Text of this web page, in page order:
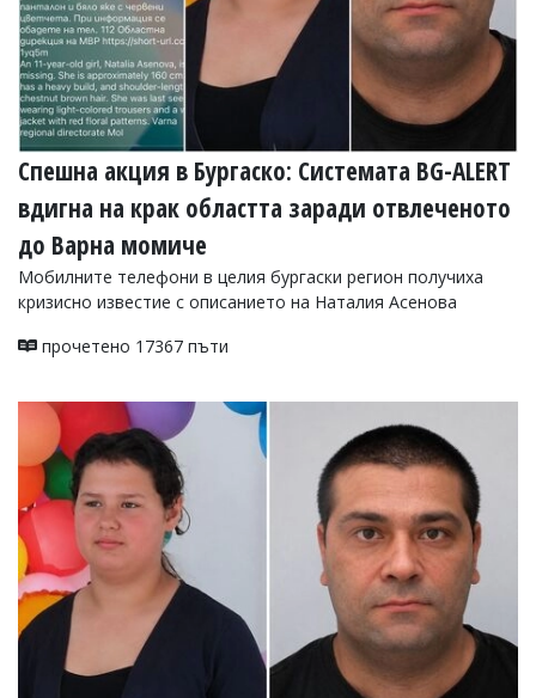
Спешна акция в Бургаско: Системата BG-ALERT
вдигна на крак областта заради отвлеченото
до Варна момиче
Мобилните телефони в целия бургаски регион получиха
кризисно известие с описанието на Наталия Асенова
прочетено 17367 пъти